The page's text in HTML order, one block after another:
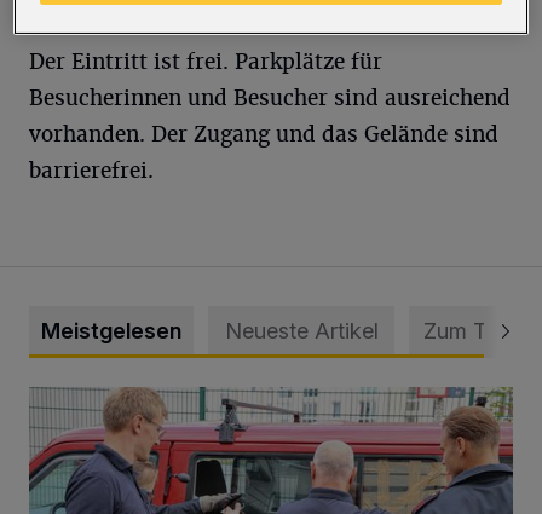
Der Eintritt ist frei. Parkplätze für
Besucherinnen und Besucher sind ausreichend
vorhanden. Der Zugang und das Gelände sind
barrierefrei.
Meistgelesen Neueste Artikel Zum Thema
Feuerwehr befreit Kind aus verschlossenem VW Bulli